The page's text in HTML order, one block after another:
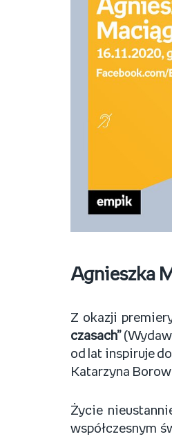
Agnieszka
Z okazji
czasach”
od lat inspiruje
Katarzyna
Życie
współczesnym